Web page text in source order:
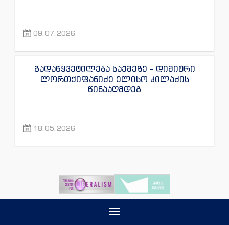
09.07.2026
გადაწყვეტილება საქმეზე - დიმიტრი
ლორთქიფანიძე ელისო კილაძის
წინააღმდეგ
18.05.2026
Toggle